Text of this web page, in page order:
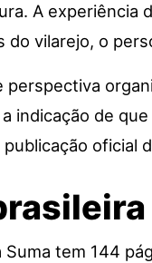
A experiência
do vilarejo, o
perspectiva
indicação de
oficial
Suma tem 144